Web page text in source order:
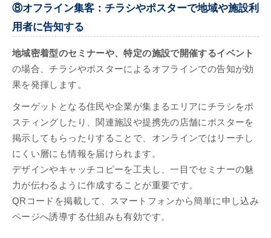
⑧オフライン集客：チラシやポスターで地域や施設利
用者に告知する
地域密着型のセミナーや、特定の施設で開催するイベント
の場合、チラシやポスターによるオフラインでの告知が効
果を発揮します。
ターゲットとなる住民や企業が集まるエリアにチラシをポ
スティングしたり、関連施設や提携先の店舗にポスターを
掲示してもらったりすることで、オンラインではリーチし
にくい層にも情報を届けられます。
デザインやキャッチコピーを工夫し、一目でセミナーの魅
力が伝わるように作成することが重要です。
QRコードを掲載して、スマートフォンから簡単に申し込み
ページへ誘導する仕組みも有効です。